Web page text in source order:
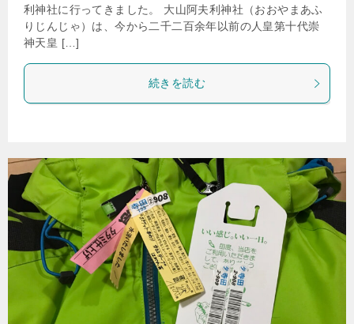
利神社に行ってきました。 大山阿夫利神社（おおやまあふ
りじんじゃ）は、今から二千二百余年以前の人皇第十代崇
神天皇 […]
続きを読む